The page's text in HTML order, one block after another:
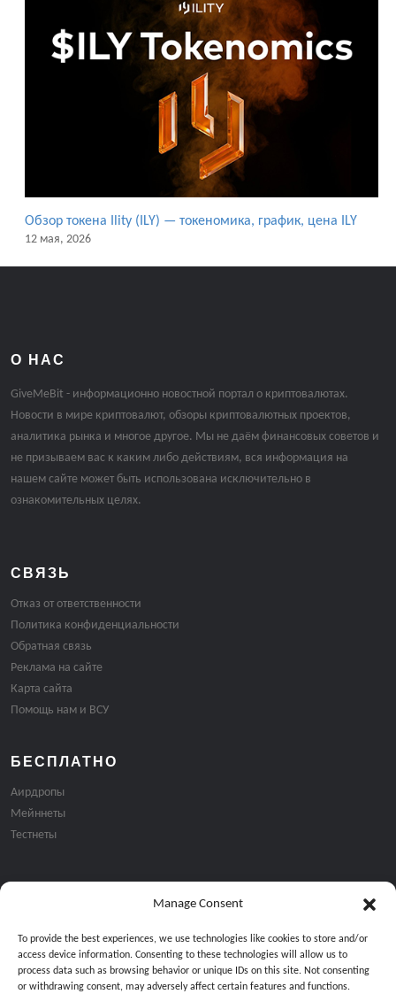
Manage Consent
To provide the best experiences, we use technologies like cookies to store and/or
access device information. Consenting to these technologies will allow us to
process data such as browsing behavior or unique IDs on this site. Not consenting
or withdrawing consent, may adversely affect certain features and functions.
Обзор токена Ility (ILY) — токеномика, график, цена ILY
12 мая, 2026
О НАС
GiveMeBit - информационно новостной портал о криптовалютах.
Новости в мире криптовалют, обзоры криптовалютных проектов,
аналитика рынка и многое другое. Мы не даём финансовых советов и
не призываем вас к каким либо действиям, вся информация на
нашем сайте может быть использована исключительно в
ознакомительных целях.
СВЯЗЬ
Отказ от ответственности
Политика конфиденциальности
Обратная связь
Реклама на сайте
Карта сайта
Помощь нам и ВСУ
БЕСПЛАТНО
Аирдропы
Мейннеты
Тестнеты
Подписка на email рассылку: